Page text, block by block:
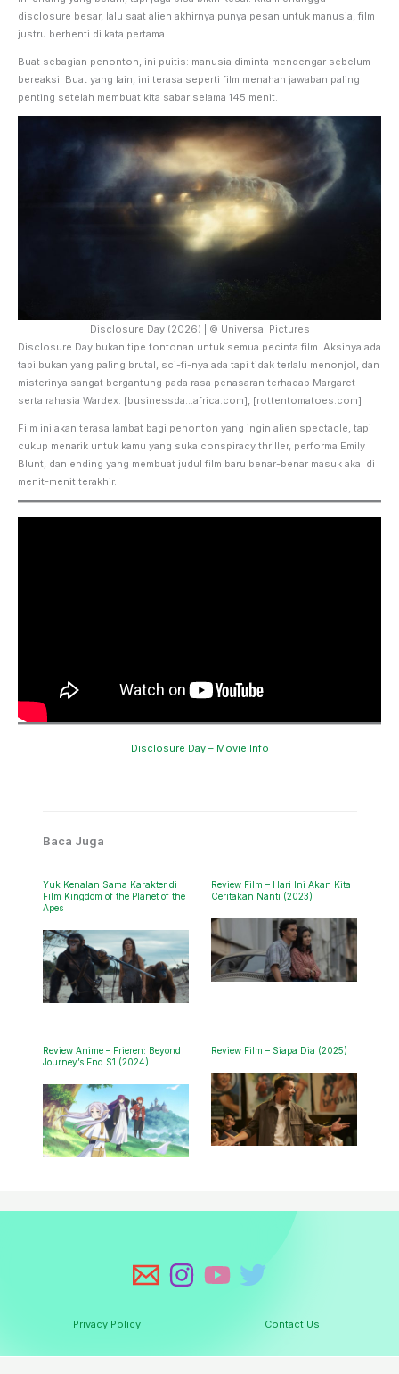
disclosure besar, lalu saat alien akhirnya punya pesan untuk manusia, film
justru berhenti di kata pertama.
Buat sebagian penonton, ini puitis: manusia diminta mendengar sebelum
bereaksi. Buat yang lain, ini terasa seperti film menahan jawaban paling
penting setelah membuat kita sabar selama 145 menit.
Disclosure Day (2026) | © Universal Pictures
Disclosure Day bukan tipe tontonan untuk semua pecinta film. Aksinya ada
tapi bukan yang paling brutal, sci-fi-nya ada tapi tidak terlalu menonjol, dan
misterinya sangat bergantung pada rasa penasaran terhadap Margaret
serta rahasia Wardex. [businessda…africa.com], [rottentomatoes.com]
Film ini akan terasa lambat bagi penonton yang ingin alien spectacle, tapi
cukup menarik untuk kamu yang suka conspiracy thriller, performa Emily
Blunt, dan ending yang membuat judul film baru benar-benar masuk akal di
menit-menit terakhir.
Disclosure Day – Movie Info
Baca Juga
Yuk Kenalan Sama Karakter di
Film Kingdom of the Planet of the
Apes
Review Film – Hari Ini Akan Kita
Ceritakan Nanti (2023)
Review Anime – Frieren: Beyond
Journey’s End S1 (2024)
Review Film – Siapa Dia (2025)
Privacy Policy Contact Us